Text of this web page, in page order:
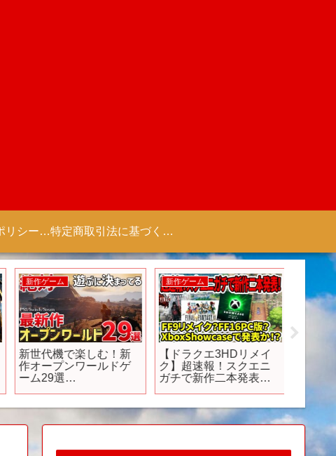
プライバシーポリシー 【Colorful Creation】 特定商取引法に基づく表記（商取引に関する開示）
新作ゲーム
新世代機で楽しむ！新
作オープンワールドゲ
ーム29選
新作ゲーム
【ドラクエ3HDリメイ
ク】超速報！スクエニ
ガチで新作二本発表！
発表か！？
PV第1